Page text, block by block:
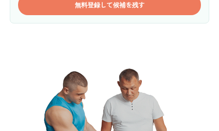
無料登録して候補を残す